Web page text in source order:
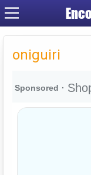
oniguiri